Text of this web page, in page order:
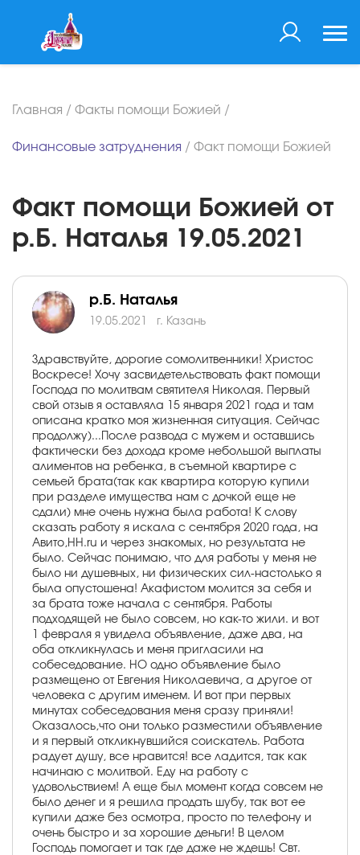
Главная / Факты помощи Божией /
Финансовые затруднения / Факт помощи Божией
Факт помощи Божией от
р.Б. Наталья 19.05.2021
р.Б. Наталья
19.05.2021 г. Казань
Здравствуйте, дорогие сомолитвенники! Христос
Воскресе! Хочу засвидетельствовать факт помощи
Господа по молитвам святителя Николая. Первый
свой отзыв я оставляла 15 января 2021 года и там
описана кратко моя жизненная ситуация. Сейчас
продолжу)...После развода с мужем и оставшись
фактически без дохода кроме небольшой выплаты
алиментов на ребенка, в съемной квартире с
семьей брата(так как квартира которую купили
при разделе имущества нам с дочкой еще не
сдали) мне очень нужна была работа! К слову
сказать работу я искала с сентября 2020 года, на
Авито,HH.ru и через знакомых, но результата не
было. Сейчас понимаю, что для работы у меня не
было ни душевных, ни физических сил-настолько я
была опустошена! Акафистом молится за себя и
за брата тоже начала с сентября. Работы
подходящей не было совсем, но как-то жили. и вот
1 февраля я увидела объявление, даже два, на
оба откликнулась и меня пригласили на
собеседование. НО одно объявление было
размещено от Евгения Николаевича, а другое от
человека с другим именем. И вот при первых
минутах собеседования меня сразу приняли!
Оказалось,что они только разместили объявление
и я первый откликнувшийся соискатель. Работа
радует душу, все нравится! все ладится, так как
начинаю с молитвой. Еду на работу с
удовольствием! А еще был момент когда совсем не
было денег и я решила продать шубу, так вот ее
купили даже без осмотра, просто по телефону и
очень быстро и за хорошие деньги! В целом
Господь помогает и так где даже не ждешь! Свт.